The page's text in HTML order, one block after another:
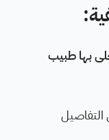
بها طبيب
التفاصيل